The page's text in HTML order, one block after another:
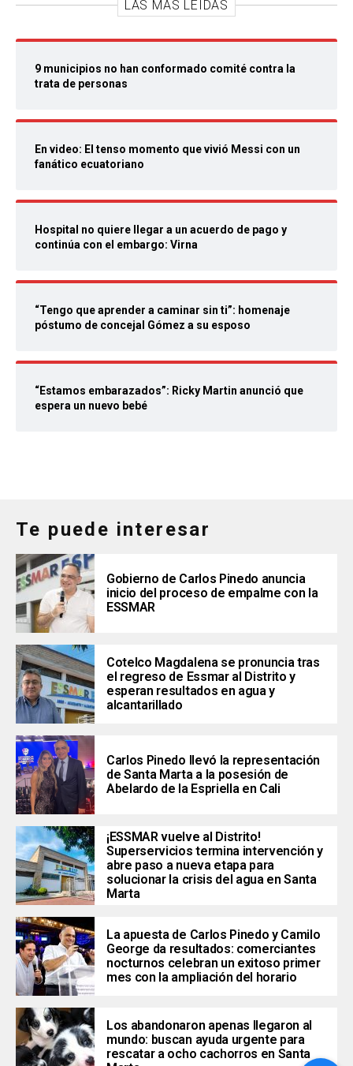
LAS MÁS LEIDAS
9 municipios no han conformado comité contra la
trata de personas
En video: El tenso momento que vivió Messi con un
fanático ecuatoriano
Hospital no quiere llegar a un acuerdo de pago y
continúa con el embargo: Virna
“Tengo que aprender a caminar sin ti”: homenaje
póstumo de concejal Gómez a su esposo
“Estamos embarazados”: Ricky Martin anunció que
espera un nuevo bebé
Te puede interesar
Gobierno de Carlos Pinedo anuncia
inicio del proceso de empalme con la
ESSMAR
Cotelco Magdalena se pronuncia tras
el regreso de Essmar al Distrito y
esperan resultados en agua y
alcantarillado
Carlos Pinedo llevó la representación
de Santa Marta a la posesión de
Abelardo de la Espriella en Cali
¡ESSMAR vuelve al Distrito!
Superservicios termina intervención y
abre paso a nueva etapa para
solucionar la crisis del agua en Santa
Marta
La apuesta de Carlos Pinedo y Camilo
George da resultados: comerciantes
nocturnos celebran un exitoso primer
mes con la ampliación del horario
Los abandonaron apenas llegaron al
mundo: buscan ayuda urgente para
rescatar a ocho cachorros en Santa